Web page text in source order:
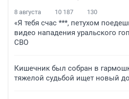
8 августа 10 187 130
«Я тебя счас ***, петухом
видео нападения уральского
СВО
Кишечник был собран в
тяжелой судьбой ищет новый